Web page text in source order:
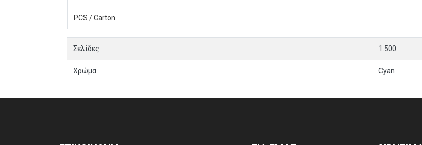
PCS / Carton
Σελίδες 1.500
Χρώμα Cyan